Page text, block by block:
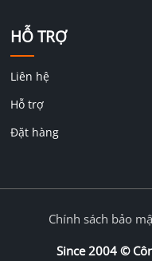
HỖ TRỢ
Liên hệ
Hỗ trợ
Đặt hàng
Since 2004 ©
Chính sách bảo